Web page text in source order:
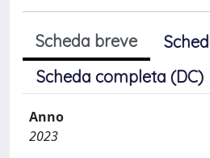
Scheda breve
Scheda completa (DC)
Anno
2023